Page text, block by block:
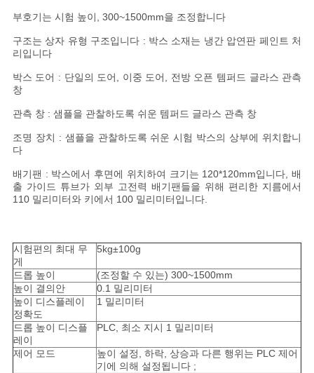
사
이
트
맵
PRIVACY
POLICY
부호기는 시험 높이, 300~1500mm을 조정합니다
구조는 상자 유형 구조입니다 : 박스 소재는 냉간 압연판 페인트 처
리입니다
박스 도어 : 단일의 도어, 이중 도어, 전방 오픈 템퍼드 글라스 관측
창
관측 창 : 샘플을 관찰하도록 쉬운 템퍼드 글라스 관측 창
조명 장치 : 샘플을 관찰하도록 쉬운 시험 박스의 상부에 위치합니
다
배기팬 : 박스에서 후면에 위치하여 크기는 120*120mm입니다, 배
출 가이드 튜브가 외부 고전력 배기팬들을 위해 편리한 지름에서
110 밀리미터와 키에서 100 밀리미터입니다.
시험편의 최대 무
게
5kg±100g
드롭 높이
(조정할 수 있는) 300~1500mm
높이 결의안
0.1 밀리미터
높이 디스플레이
정확도
1 밀리미터
드롭 높이 디스플
레이
PLC, 최소 지시 1 밀리미터
제어 모드
높이 설정, 하락, 상승과 다른 행위는 PLC 제어
기에 의해 설정됩니다 ;